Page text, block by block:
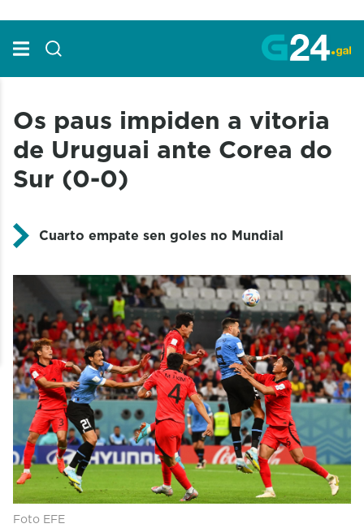
Os paus impiden a vitoria
de Uruguai ante Corea do
Sur (0-0)
Cuarto empate sen goles no Mundial
Foto EFE